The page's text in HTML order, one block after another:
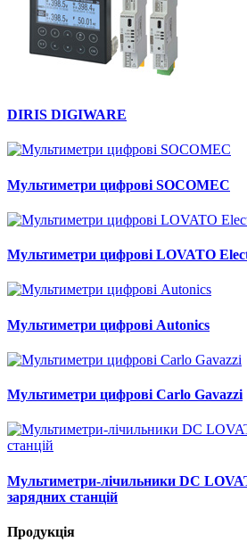
DIRIS DIGIWARE
Мультиметри цифрові SOCOMEC
Мультиметри цифрові LOVATO
Мультиметри цифрові Autonics
Мультиметри цифрові Carlo Gavazzi
Мультиметри-лічильники DC
зарядних станцій
Продукція